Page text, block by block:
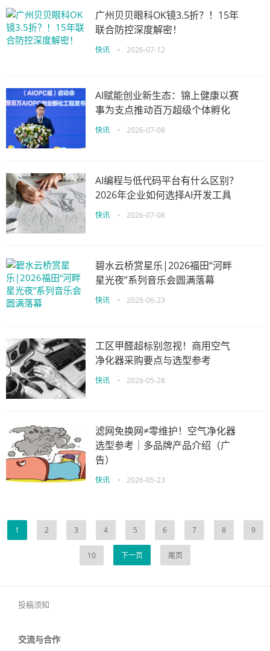
广州贝贝眼科OK镜3.5折？！15年
联合防控深度解密！
快讯 • 2026-07-12
AI赋能创业新生态：锦上健康以赛
事为支点推动百万超级个体孵化
快讯 • 2026-07-08
AI编程与低代码平台有什么区别？
2026年企业如何选择AI开发工具
快讯 • 2026-07-08
碧水云桥赏星乐|2026福田“河畔
星光夜”系列音乐会圆满落幕
快讯 • 2026-06-23
工区甲醛超标别忽视！商用空气
净化器采购要点与选型参考
快讯 • 2026-05-28
滤网免换网≠零维护！空气净化器
选型参考｜多品牌产品介绍（广
告）
快讯 • 2026-05-23
1 2 3 4 5 6 7 8 9
10 下一页 尾页
投稿须知
交流与合作